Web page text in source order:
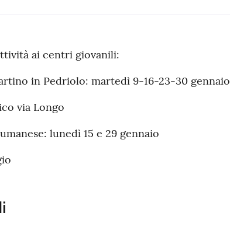
ai centri giovanili:
in Pedriolo: martedì 9-16-23-30 gennaio
via Longo
lunedì 15 e 29 gennaio